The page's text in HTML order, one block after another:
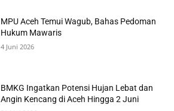
MPU Aceh Temui Wagub, Bahas Pedoman
Hukum Mawaris
4 Juni 2026
BMKG Ingatkan Potensi Hujan Lebat dan
Angin Kencang di Aceh Hingga 2 Juni